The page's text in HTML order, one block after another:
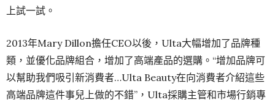
上試一試。
2013年Mary Dillon擔任CEO以後，Ulta大幅增加了品牌種
類，並優化品牌組合，增加了高端產品的選購。“增加品牌可
以幫助我們吸引新消費者…Ulta Beauty在向消費者介紹這些
高端品牌這件事兒上做的不錯”，Ulta採購主管和市場行銷專